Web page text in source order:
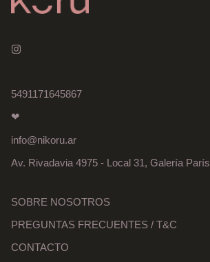
5491171645867
❤
info@nikoru.ar
Av. Rivadavia 4975 - Local 31, Galería París
SOBRE NOSOTROS
PREGUNTAS FRECUENTES / T&C
CONTACTO